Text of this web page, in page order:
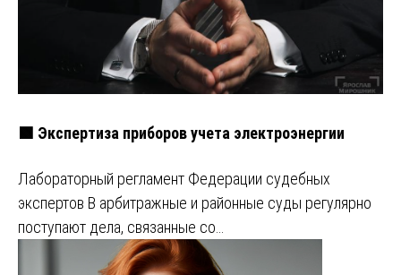
🟩 Экспертиза приборов учета электроэнергии
Лабораторный регламент Федерации судебных
экспертов В арбитражные и районные суды регулярно
поступают дела, связанные со…